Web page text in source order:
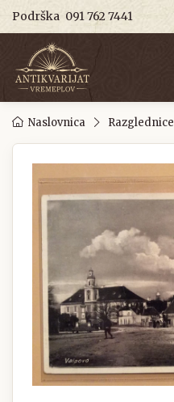
Podrška 091 762 7441
Naslovnica Razglednice